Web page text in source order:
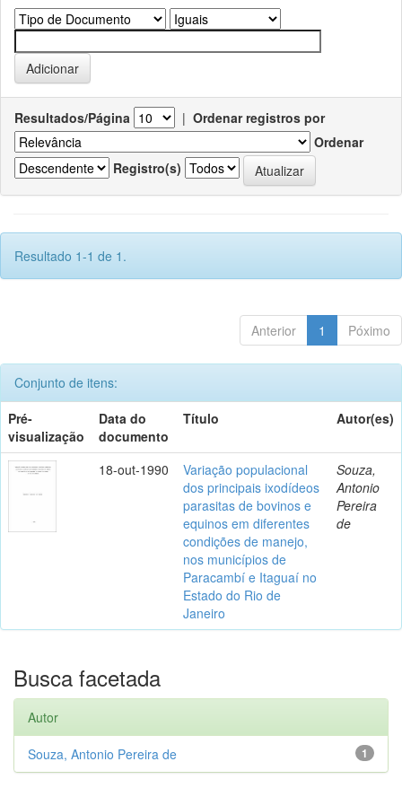
Resultados/Página | Ordenar registros por
Ordenar
Registro(s)
Resultado 1-1 de 1.
Anterior 1 Póximo
Conjunto de itens:
Pré-
visualização
Data do
documento
Título Autor(es)
18-out-1990
Variação populacional
dos principais ixodídeos
parasitas de bovinos e
equinos em diferentes
condições de manejo,
nos municípios de
Paracambí e Itaguaí no
Estado do Rio de
Janeiro
Souza,
Antonio
Pereira
de
Busca facetada
Autor
1
Souza, Antonio Pereira de